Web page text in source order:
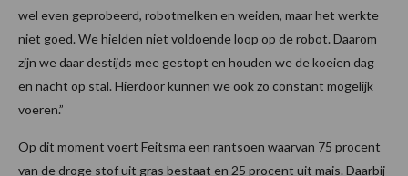
wel even geprobeerd, robotmelken en weiden, maar het werkte
niet goed. We hielden niet voldoende loop op de robot. Daarom
zijn we daar destijds mee gestopt en houden we de koeien dag
en nacht op stal. Hierdoor kunnen we ook zo constant mogelijk
voeren.”
Op dit moment voert Feitsma een rantsoen waarvan 75 procent
van de droge stof uit gras bestaat en 25 procent uit mais. Daarbij